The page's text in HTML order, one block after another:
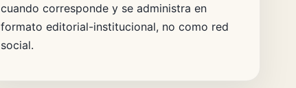
cuando corresponde y se administra en
formato editorial-institucional, no como red
social.